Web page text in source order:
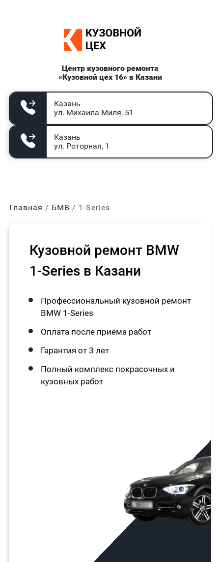
Центр кузовного ремонта
«Кузовной цех 16» в Казани
Казань
ул. Михаила Миля, 51
Казань
ул. Роторная, 1
Главная БМВ 1-Series
Кузовной ремонт BMW
1-Series в Казани
Профессиональный кузовной ремонт
BMW 1-Series
Оплата после приема работ
Гарантия от 3 лет
Полный комплекс покрасочных и
кузовных работ